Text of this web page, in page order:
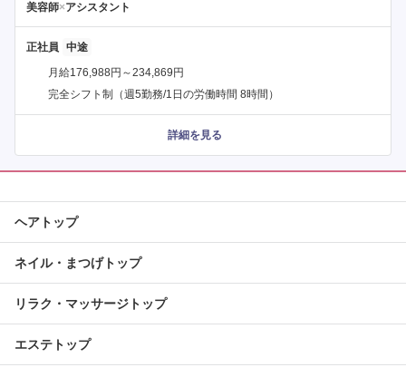
美容師×アシスタント
正社員
月給176,988円～234,869円
完全シフト制（週5勤務/1日の労働時間 8時間）
詳細を見る
ヘアトップ
ネイル・まつげトップ
リラク・マッサージトップ
エステトップ